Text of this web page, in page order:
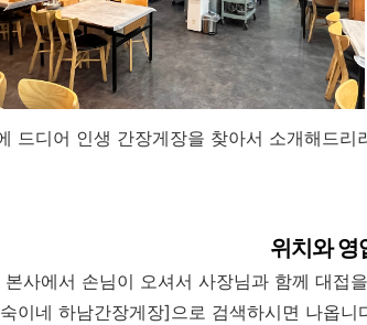
드디어 인생 간장게장을 찾아서 소개해드리
위치와 영
본사에서 손님이 오셔서 사장님과 함께 대접
이네 하남간장게장]으로 검색하시면 나옵